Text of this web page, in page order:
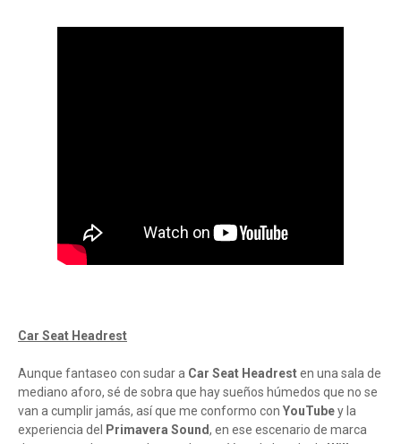
Car Seat Headrest
Aunque fantaseo con sudar a Car Seat Headresten una sala de
mediano aforo, sé de sobra que hay sueños húmedos que no se
van a cumplir jamás, así que me conformo con YouTubey la
experiencia del
Primavera Sound, en ese escenario de marca